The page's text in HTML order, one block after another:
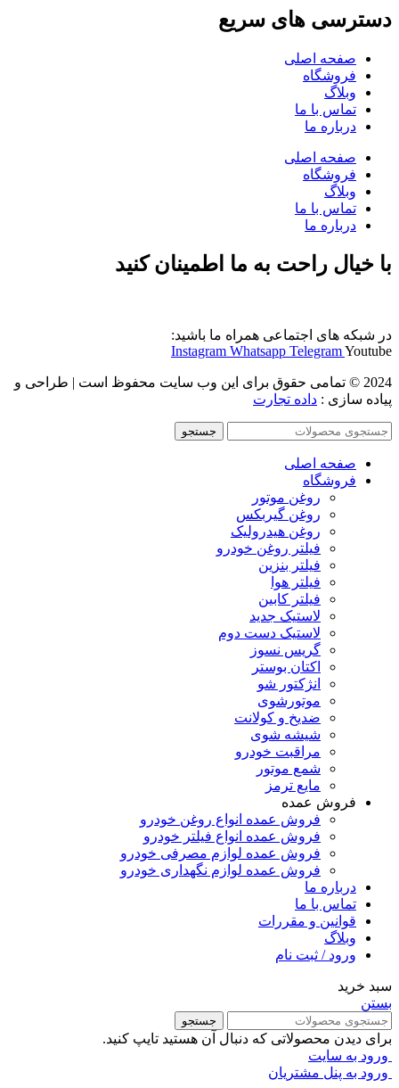
دسترسی های سریع
صفحه اصلی
فروشگاه
وبلاگ
تماس با ما
درباره ما
صفحه اصلی
فروشگاه
وبلاگ
تماس با ما
درباره ما
با خیال راحت به ما اطمینان کنید
در شبکه های اجتماعی همراه ما باشید:
Instagram Whatsapp TelegramYoutube
2024 © تمامی حقوق برای این وب سایت محفوظ است | طراحی و
پیاده سازی : داده تجارت
جستجو
صفحه اصلی
فروشگاه
روغن موتور
روغن گیربکس
روغن هیدرولیک
فیلتر روغن خودرو
فیلتر بنزین
فیلتر هوا
فیلتر کابین
لاستیک جدید
لاستیک دست دوم
گریس نسوز
اکتان بوستر
انژکتور شو
موتورشوی
ضدیخ و کولانت
شیشه شوی
مراقبت خودرو
شمع موتور
مایع ترمز
فروش عمده
فروش عمده انواع روغن خودرو
فروش عمده انواع فیلتر خودرو
فروش عمده لوازم مصرفی خودرو
فروش عمده لوازم نگهداری خودرو
درباره ما
تماس با ما
قوانین و مقررات
وبلاگ
ورود / ثبت نام
سبد خرید
بستن
جستجو
برای دیدن محصولاتی که دنبال آن هستید تایپ کنید.
ورود به سایت
ورود به پنل مشتریان